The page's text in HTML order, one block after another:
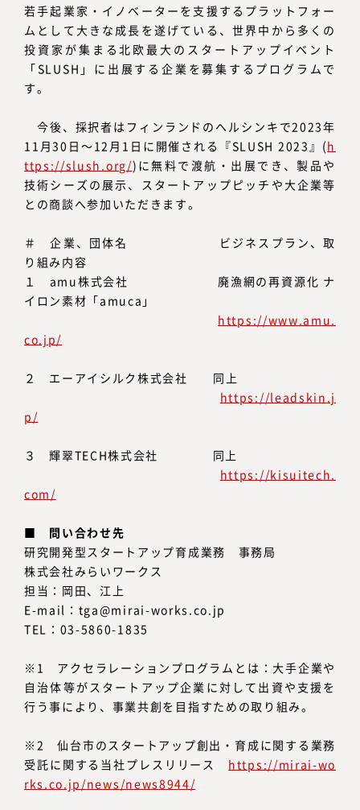
若手起業家・イノベーターを支援するプラットフォー
ムとして大きな成長を遂げている、世界中から多くの
投資家が集まる北欧最大のスタートアップイベント
「SLUSH」に出展する企業を募集するプログラムで
す。
今後、採択者はフィンランドのヘルシンキで2023年
11月30日～12月1日に開催される『SLUSH 2023』(h
ttps://slush.org/)に無料で渡航・出展でき、製品や
技術シーズの展示、スタートアップピッチや大企業等
との商談へ参加いただきます。
＃ 企業、団体名 ビジネスプラン、取
り組み内容
１ amu株式会社 廃漁網の再資源化 ナ
イロン素材「amuca」
https://www.amu.
co.jp/
２ エーアイシルク株式会社 同上
https://leadskin.j
p/
３ 輝翠TECH株式会社 同上
https://kisuitech.
com/
■ 問い合わせ先
研究開発型スタートアップ育成業務 事務局
株式会社みらいワークス
担当：岡田、江上
E-mail：tga@mirai-works.co.jp
TEL：03-5860-1835
※1 アクセラレーションプログラムとは：大手企業や
自治体等がスタートアップ企業に対して出資や支援を
行う事により、事業共創を目指すための取り組み。
※2 仙台市のスタートアップ創出・育成に関する業務
受託に関する当社プレスリリース https://mirai-wo
rks.co.jp/news/news8944/